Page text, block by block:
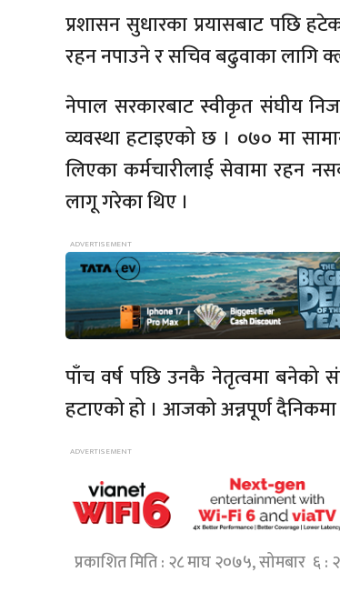
प्रशासन सुधारका प्रयासबाट पछि
रहन नपाउने र सचिव बढुवाका लागि
नेपाल सरकारबाट स्वीकृत संघीय
व्यवस्था हटाइएको छ । ०७० मा
लिएका कर्मचारीलाई सेवामा रहन
लागू गरेका थिए ।
पाँच वर्ष पछि उनकै नेतृत्वमा बनेको
हटाएको हो । आजको अन्नपूर्ण
प्रकाशित मिति : २८ माघ २०७५, सोमबार ६